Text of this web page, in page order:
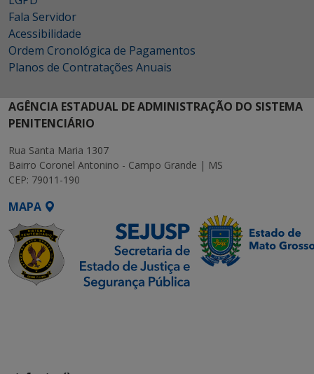
Fala Servidor
Acessibilidade
Ordem Cronológica de Pagamentos
Planos de Contratações Anuais
AGÊNCIA ESTADUAL DE ADMINISTRAÇÃO DO SISTEMA
PENITENCIÁRIO
Rua Santa Maria 1307
Bairro Coronel Antonino - Campo Grande | MS
CEP: 79011-190
MAPA